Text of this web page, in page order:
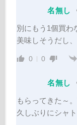
名無し
別にもう1個買わ
美味しそうだし
0 0
名無し
もらってきた～
久しぶりにシャ